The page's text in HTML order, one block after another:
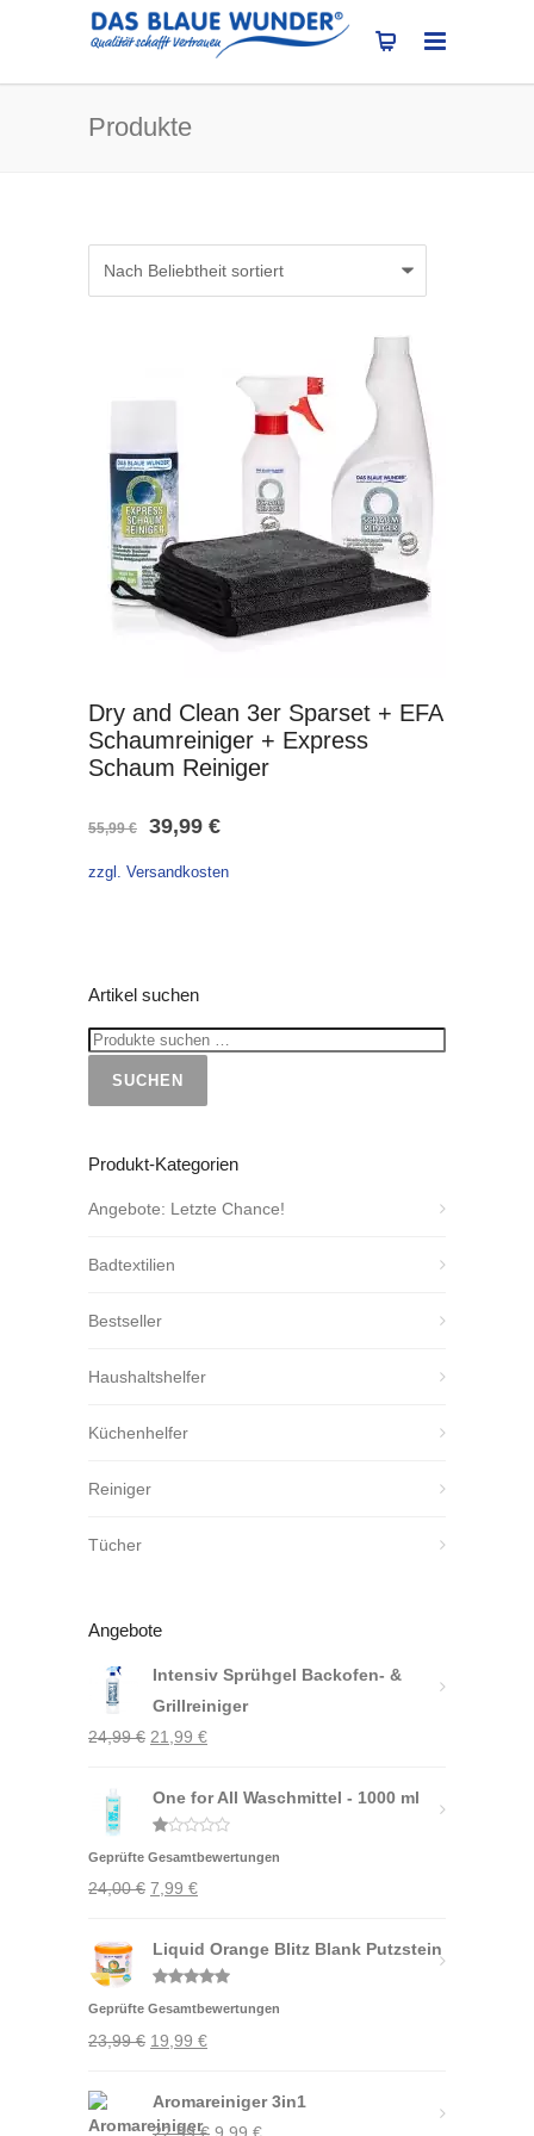
Produkte
Dry and Clean 3er Sparset + EFA
Schaumreiniger + Express
Schaum Reiniger
55,99€
Ursprünglicher
Preis
39,99 €Aktueller
Preis
zzgl. Versandkosten
Artikel suchen
SUCHEN
Produkt-Kategorien
Angebote: Letzte Chance!
Badtextilien
Bestseller
Haushaltshelfer
Küchenhelfer
Reiniger
Tücher
Angebote
Intensiv Sprühgel Backofen- &
Grillreiniger
24,99€ Ursprünglicher
war:
24,99 €
21,99 €Aktueller
ist:
21,99 €.
One for All Waschmittel - 1000 ml
Bewertet
mit
1.00
von
Geprüfte Gesamtbewertungen
24,00€ Ursprünglicher
war:
24,00 €
7,99 €Aktueller
ist:
7,99 €.
Liquid Orange Blitz Blank Putzstein
Bewertet
mit5.00
von 5
Geprüfte Gesamtbewertungen
23,99€ Ursprünglicher
war:
23,99 €
19,99 €Aktueller
ist:
19,99 €.
Aromareiniger 3in1
22,99€ Ursprünglicher
9,99 €Aktueller